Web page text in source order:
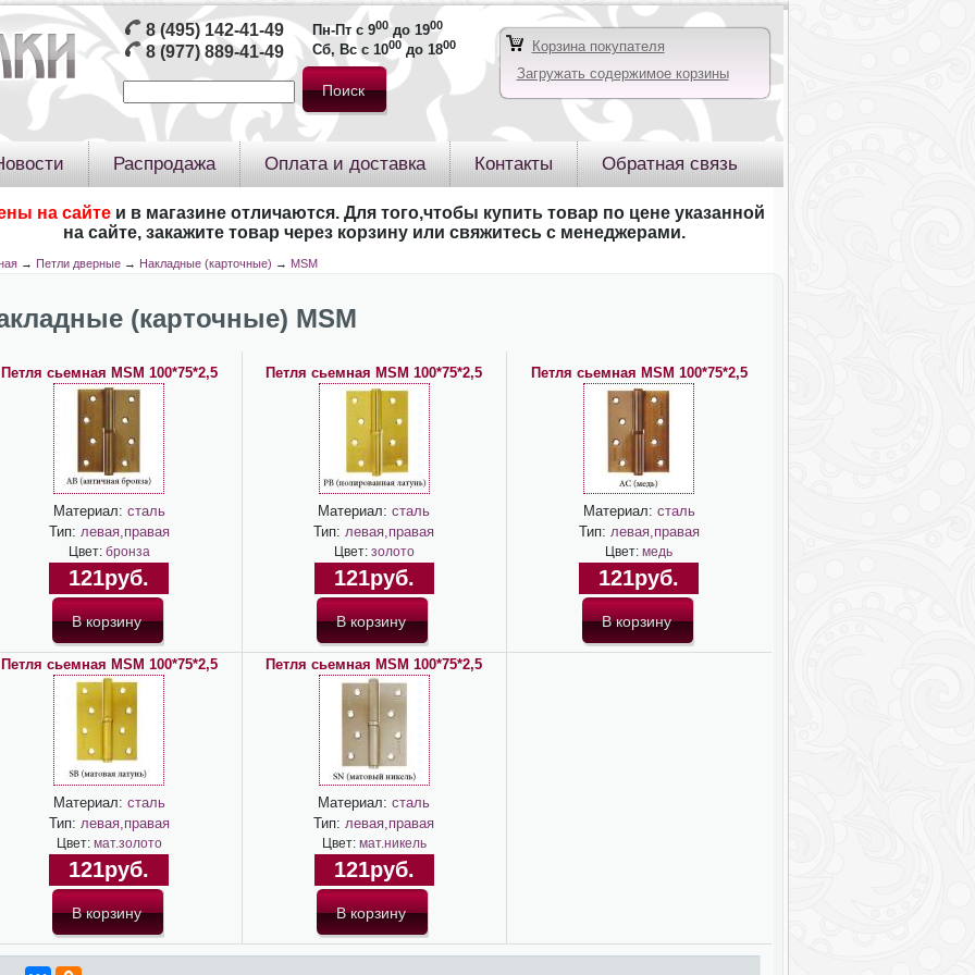
8 (495) 142-41-49
8 (977) 889-41-49
Пн-Пт с 900до 1900
Сб, Вс с 1000до 1800
Корзина покупателя
Загружать содержимое корзины
Распродажа Оплата и доставка Контакты Обратная связь
на сайте и в магазине отличаются. Для того,чтобы купить товар по цене указанной
на сайте, закажите товар через корзину или свяжитесь с менеджерами.
→ Петли дверные → Накладные (карточные) → MSM
(карточные) MSM
Петля сьемная MSM 100*75*2,5
Материал: сталь
Тип: левая,правая
Цвет: бронза
121руб.
Петля сьемная MSM 100*75*2,5
Материал: сталь
Тип: левая,правая
Цвет: золото
121руб.
Петля сьемная MSM 100*75*2,5
Материал: сталь
Тип: левая,правая
Цвет: медь
121руб.
Петля сьемная MSM 100*75*2,5
Материал: сталь
Тип: левая,правая
Цвет: мат.золото
121руб.
Петля сьемная MSM 100*75*2,5
Материал: сталь
Тип: левая,правая
Цвет: мат.никель
121руб.